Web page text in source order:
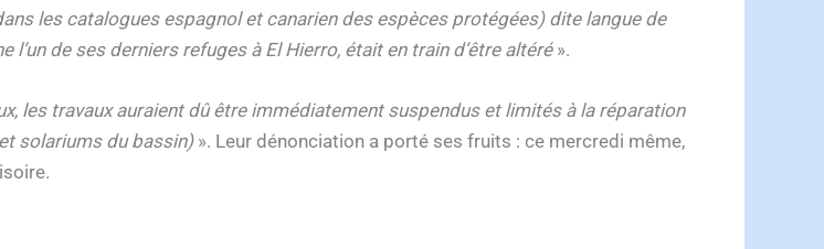
les catalogues espagnol et canarien des espèces protégées) dite langue de
de ses derniers refuges à El Hierro, était en train d’être altéré».
les travaux auraient dû être immédiatement suspendus et limités à la réparation
solariums du bassin)». Leur dénonciation a porté ses fruits : ce mercredi même,